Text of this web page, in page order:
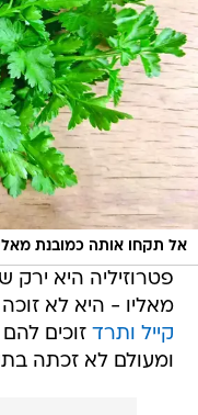
אל תקחו אותה כמובנת
פטרוזיליה היא ירק
מאליו - היא לא
קייל ותרד זוכים
ומעולם לא זכתה